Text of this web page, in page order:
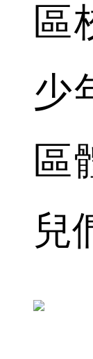
區
少
區
兒